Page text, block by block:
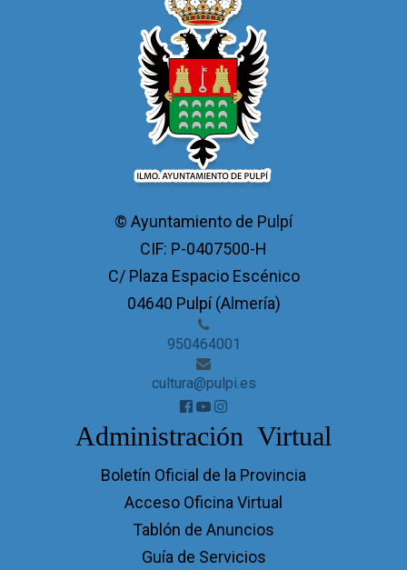
© Ayuntamiento de Pulpí
CIF: P-0407500-H
C/ Plaza Espacio Escénico
04640 Pulpí (Almería)
950464001
cultura@pulpi.es
Administración Virtual
Boletín Oficial de la Provincia
Acceso Oficina Virtual
Tablón de Anuncios
Guía de Servicios